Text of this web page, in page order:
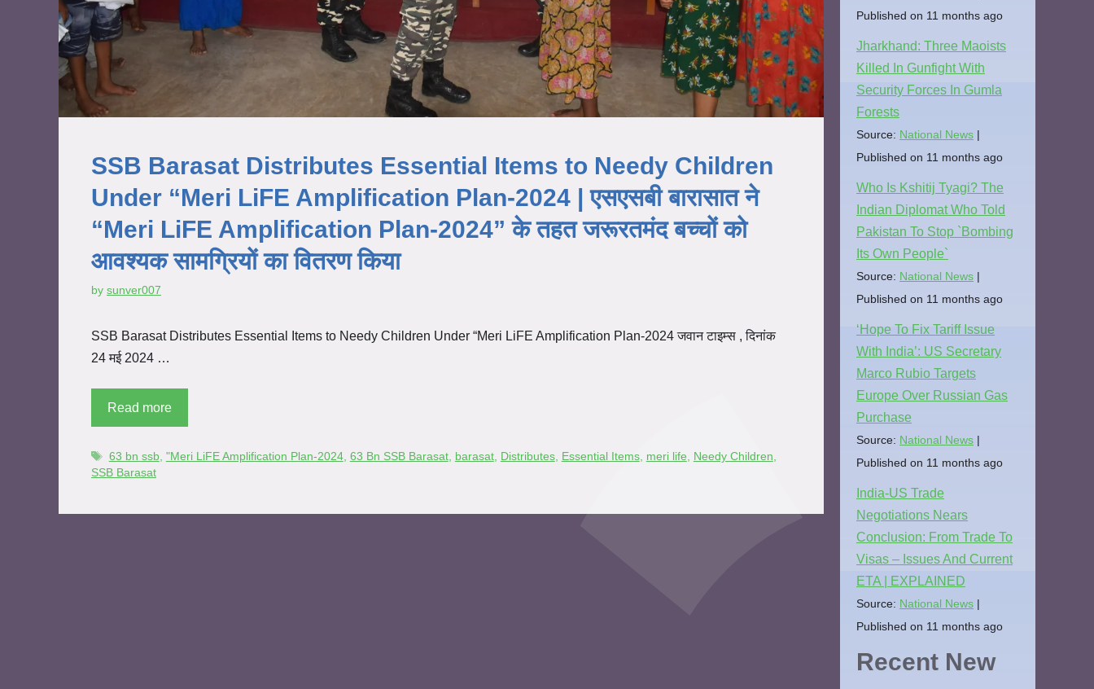
SSB Barasat Distributes Essential Items to Needy Children
Under “Meri LiFE Amplification Plan-2024 | एसएसबी बारासात ने
“Meri LiFE Amplification Plan-2024” के तहत जरूरतमंद बच्चों को
आवश्यक सामग्रियों का वितरण किया
by sunver007
SSB Barasat Distributes Essential Items to Needy Children Under “Meri LiFE Amplification Plan-2024 जवान टाइम्स , दिनांक
24 मई 2024 …
Read more
63 bn ssb, "Meri LiFE Amplification Plan-2024, 63 Bn SSB Barasat, barasat, Distributes, Essential Items, meri life Needy Children
SSB Barasat
Published on 11 months ago
Jharkhand: Three Maoists
Killed In Gunfight With
Security Forces In Gumla
Forests
Source: National News
Published on 11 months ago
Who Is Kshitij Tyagi? The
Indian Diplomat Who Told
Pakistan To Stop `Bombing
Its Own People`
Source: National News
Published on 11 months ago
‘Hope To Fix Tariff Issue
With India’: US Secretary
Marco Rubio Targets
Europe Over Russian Gas
Purchase
Source: National News
Published on 11 months ago
India-US Trade
Negotiations Nears
Conclusion: From Trade To
Visas – Issues And Current
ETA | EXPLAINED
Source: National News
Published on 11 months ago
Recent New